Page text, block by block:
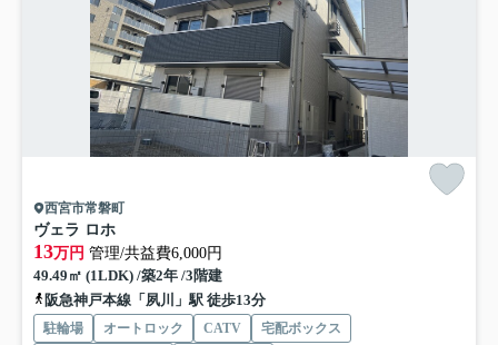
西宮市常磐町
ヴェラ ロホ
13万円 管理/共益費6,000円
49.49㎡ (1LDK) /築2年 /3階建
阪急神戸本線「夙川」駅 徒歩13分
駐輪場 オートロック CATV
宅配ボックス